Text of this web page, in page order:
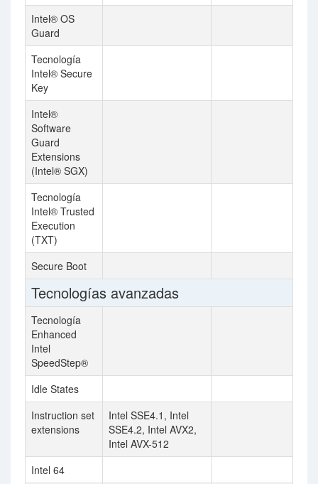
Intel® OS
Guard
Tecnología
Intel® Secure
Key
Intel®
Software
Guard
Extensions
(Intel® SGX)
Tecnología
Intel® Trusted
Execution
(TXT)
Secure Boot
Tecnologías avanzadas
Tecnología
Enhanced
Intel
SpeedStep®
Idle States
Instruction set
extensions
Intel SSE4.1, Intel
SSE4.2, Intel AVX2,
Intel AVX-512
Intel 64